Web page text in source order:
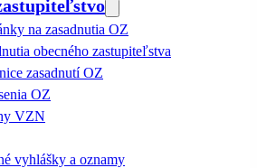
na zasadnutia OZ
obecného zastupiteľstva
zasadnutí OZ
OZ
VZN
vyhlášky a oznamy